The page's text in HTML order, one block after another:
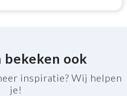
ook
inspiratie? Wij helpen
je!